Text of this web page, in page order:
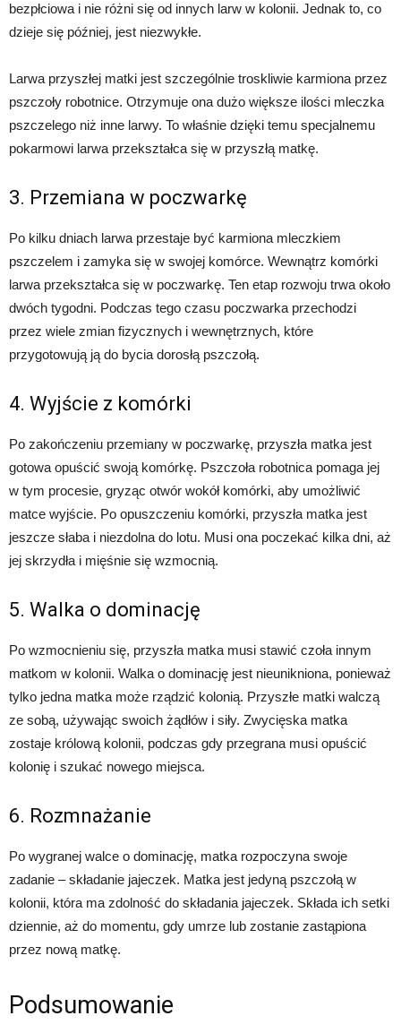
bezpłciowa i nie różni się od innych larw w kolonii. Jednak to, co
dzieje się później, jest niezwykłe.
Larwa przyszłej matki jest szczególnie troskliwie karmiona przez
pszczoły robotnice. Otrzymuje ona dużo większe ilości mleczka
pszczelego niż inne larwy. To właśnie dzięki temu specjalnemu
pokarmowi larwa przekształca się w przyszłą matkę.
3. Przemiana w poczwarkę
Po kilku dniach larwa przestaje być karmiona mleczkiem
pszczelem i zamyka się w swojej komórce. Wewnątrz komórki
larwa przekształca się w poczwarkę. Ten etap rozwoju trwa około
dwóch tygodni. Podczas tego czasu poczwarka przechodzi
przez wiele zmian fizycznych i wewnętrznych, które
przygotowują ją do bycia dorosłą pszczołą.
4. Wyjście z komórki
Po zakończeniu przemiany w poczwarkę, przyszła matka jest
gotowa opuścić swoją komórkę. Pszczoła robotnica pomaga jej
w tym procesie, gryząc otwór wokół komórki, aby umożliwić
matce wyjście. Po opuszczeniu komórki, przyszła matka jest
jeszcze słaba i niezdolna do lotu. Musi ona poczekać kilka dni, aż
jej skrzydła i mięśnie się wzmocnią.
5. Walka o dominację
Po wzmocnieniu się, przyszła matka musi stawić czoła innym
matkom w kolonii. Walka o dominację jest nieunikniona, ponieważ
tylko jedna matka może rządzić kolonią. Przyszłe matki walczą
ze sobą, używając swoich żądłów i siły. Zwycięska matka
zostaje królową kolonii, podczas gdy przegrana musi opuścić
kolonię i szukać nowego miejsca.
6. Rozmnażanie
Po wygranej walce o dominację, matka rozpoczyna swoje
zadanie – składanie jajeczek. Matka jest jedyną pszczołą w
kolonii, która ma zdolność do składania jajeczek. Składa ich setki
dziennie, aż do momentu, gdy umrze lub zostanie zastąpiona
przez nową matkę.
Podsumowanie